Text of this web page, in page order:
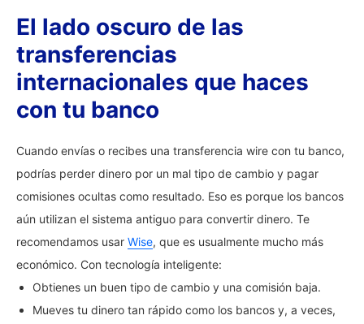
El lado oscuro de las
transferencias
internacionales que haces
con tu banco
Cuando envías o recibes una transferencia wire con tu banco,
podrías perder dinero por un mal tipo de cambio y pagar
comisiones ocultas como resultado. Eso es porque los bancos
aún utilizan el sistema antiguo para convertir dinero. Te
recomendamos usar Wise, que es usualmente mucho más
económico. Con tecnología inteligente:
Obtienes un buen tipo de cambio y una comisión baja.
Mueves tu dinero tan rápido como los bancos y, a veces,